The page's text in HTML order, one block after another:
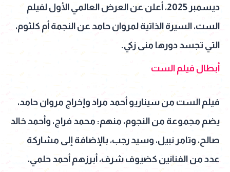
ديسمبر 2025، أعلن عن العرض العالمي الأول لفيلم
الست، السيرة الذاتية لمروان حامد عن النجمة أم كلثوم،
التي تجسد دورها منى زكي.
أبطال فيلم الست
فيلم الست من سيناريو أحمد مراد وإخراج مروان حامد،
يضم مجموعة من النجوم، منهم: محمد فراج، وأحمد خالد
صالح، وتامر نبيل، وسيد رجب، بالإضافة إلى مشاركة
عدد من الفنانين كضيوف شرف، أبرزهم أحمد حلمي،